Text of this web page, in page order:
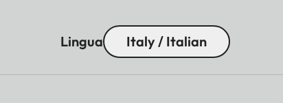
Lingua Italy / Italian